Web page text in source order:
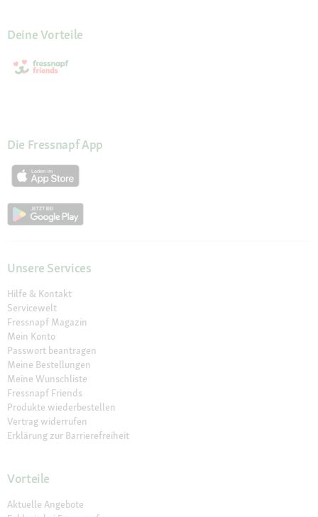
Deine Vorteile
Die Fressnapf App
Unsere Services
Hilfe & Kontakt
Servicewelt
Fressnapf Magazin
Mein Konto
Passwort beantragen
Meine Bestellungen
Meine Wunschliste
Fressnapf Friends
Produkte wiederbestellen
Vertrag widerrufen
Erklärung zur Barrierefreiheit
Vorteile
Aktuelle Angebote